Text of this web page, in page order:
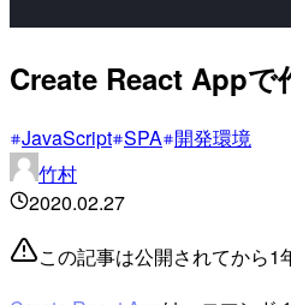
Create React Appで
JavaScript SPA 開発環境
竹村
2020.02.27
この記事は公開されてから1